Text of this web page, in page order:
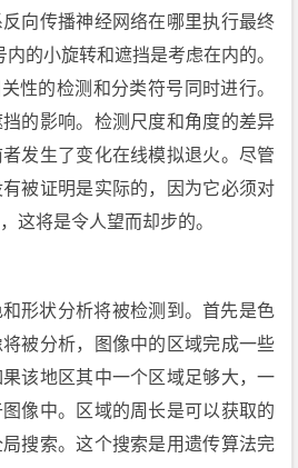
向传播神经网络在哪里执行最终
的小旋转和遮挡是考虑在内的。
性的检测和分类符号同时进行。
的影响。检测尺度和角度的差异
发生了变化在线模拟退火。尽管
被证明是实际的，因为它必须对
这将是令人望而却步的。
形状分析将被检测到。首先是色
被分析，图像中的区域完成一些
该地区其中一个区域足够大，一
像中。区域的周长是可以获取的
搜索。这个搜索是用遗传算法完